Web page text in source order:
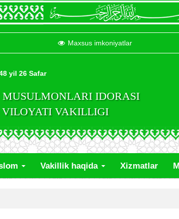
Maxsus imkoniyatlar
yil 26 Safar
MUSULMONLARI IDORASI
VAKILLIGI
Vakillik haqida Xizmatlar